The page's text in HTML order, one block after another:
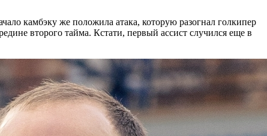
камбэку же положила атака, которую разогнал голкипер
второго тайма. Кстати, первый ассист случился еще в